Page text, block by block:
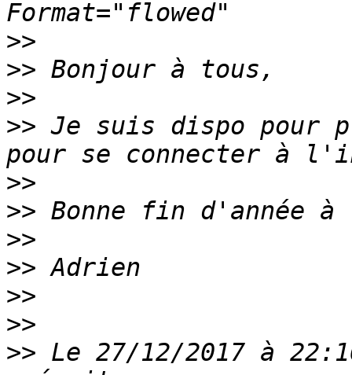
>>
>>
>>
>> Je suis dispo pour
>>
>>
>>
>>
>>
>>
>> Le 27/12/2017 à